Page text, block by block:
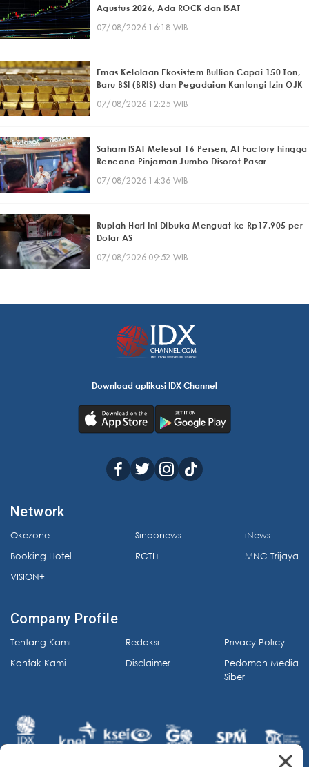
Agustus 2026, Ada ROCK dan ISAT
07/08/2026 16:18 WIB
Emas Kelolaan Ekosistem Bullion Capai 150 Ton,
Baru BSI (BRIS) dan Pegadaian Kantongi Izin OJK
07/08/2026 12:25 WIB
Saham ISAT Melesat 16 Persen, AI Factory hingga
Rencana Pinjaman Jumbo Disorot Pasar
07/08/2026 14:36 WIB
Rupiah Hari Ini Dibuka Menguat ke Rp17.905 per
Dolar AS
07/08/2026 09:52 WIB
Download aplikasi IDX Channel
Network
Okezone
Booking Hotel
VISION+
Sindonews
RCTI+
iNews
MNC Trijaya
Company Profile
Tentang Kami
Kontak Kami
Redaksi
Disclaimer
Privacy Policy
Pedoman Media
Siber